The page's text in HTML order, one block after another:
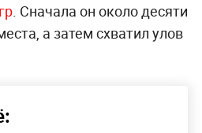
. Сначала он около десяти
а затем схватил улов